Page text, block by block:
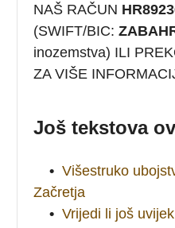
NAŠ RAČUN
(SWIFT/BIC:
inozemstva) ILI
ZA VIŠE
Još tekstova
• Višestruko
Začretja
• Vrijedi li još